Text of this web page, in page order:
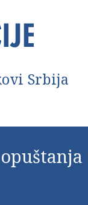
Srbija